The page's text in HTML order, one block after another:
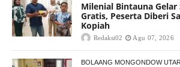
Milenial Bintauna Gelar
Gratis, Peserta Diberi
Kopiah
Redaksi02 Agu 07, 2026
BOLAANG MONGONDOW